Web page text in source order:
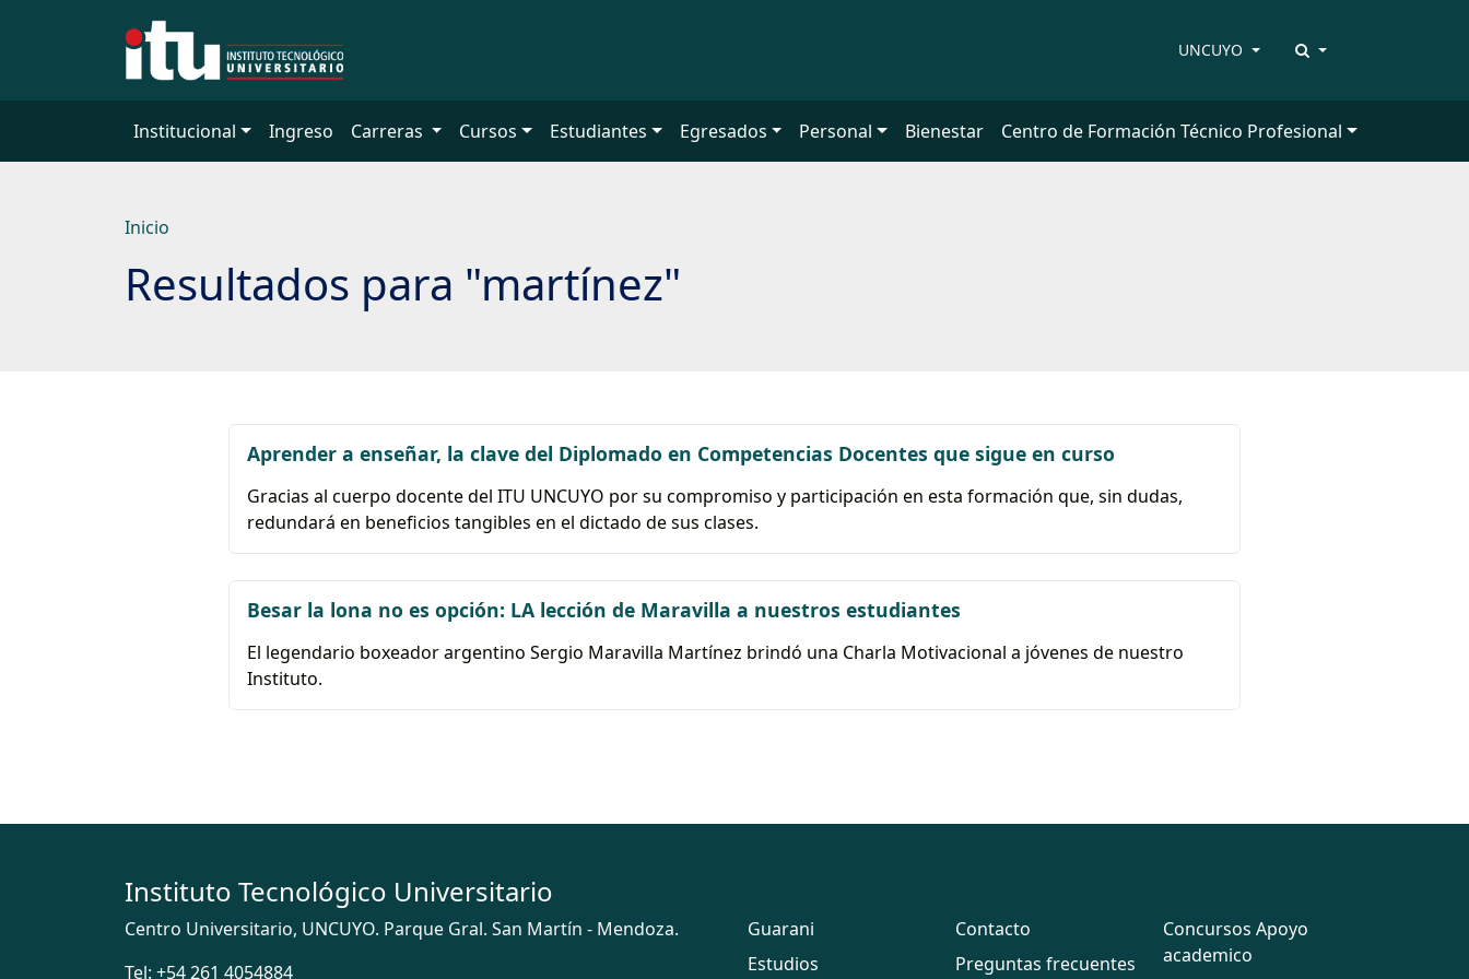
UNCUYO
Institucional Ingreso Carreras Cursos Estudiantes Egresados Personal Bienestar Centro de Formación Técnico Profesional
Inicio
Resultados para "martínez"
Aprender a enseñar, la clave del Diplomado en Competencias Docentes que sigue en curso
Gracias al cuerpo docente del ITU UNCUYO por su compromiso y participación en esta formación que, sin dudas,
redundará en beneficios tangibles en el dictado de sus clases.
Besar la lona no es opción: LA lección de Maravilla a nuestros estudiantes
El legendario boxeador argentino Sergio Maravilla Martínez brindó una Charla Motivacional a jóvenes de nuestro
Instituto.
Instituto Tecnológico Universitario
Centro Universitario, UNCUYO. Parque Gral. San Martín - Mendoza.
Tel: +54 261 4054884
Guarani
Estudios
Contacto
Preguntas frecuentes
Concursos Apoyo
academico